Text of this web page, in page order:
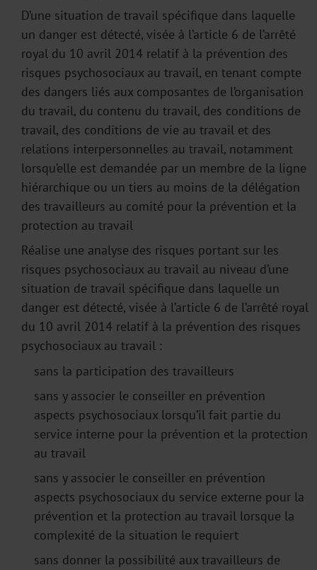
D’une situation de travail spécifique dans laquelle
un danger est détecté, visée à l’article 6 de l’arrêté
royal du 10 avril 2014 relatif à la prévention des
risques psychosociaux au travail, en tenant compte
des dangers liés aux composantes de l’organisation
du travail, du contenu du travail, des conditions de
travail, des conditions de vie au travail et des
relations interpersonnelles au travail, notamment
lorsqu’elle est demandée par un membre de la ligne
hiérarchique ou un tiers au moins de la délégation
des travailleurs au comité pour la prévention et la
protection au travail
Réalise une analyse des risques portant sur les
risques psychosociaux au travail au niveau d’une
situation de travail spécifique dans laquelle un
danger est détecté, visée à l’article 6 de l’arrêté royal
du 10 avril 2014 relatif à la prévention des risques
psychosociaux au travail :
sans la participation des travailleurs
sans y associer le conseiller en prévention
aspects psychosociaux lorsqu’il fait partie du
service interne pour la prévention et la protection
au travail
sans y associer le conseiller en prévention
aspects psychosociaux du service externe pour la
prévention et la protection au travail lorsque la
complexité de la situation le requiert
sans donner la possibilité aux travailleurs de